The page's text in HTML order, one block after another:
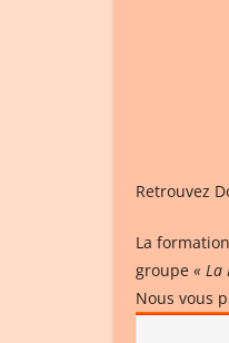
Retrouvez
La
groupe « La
Nous vous